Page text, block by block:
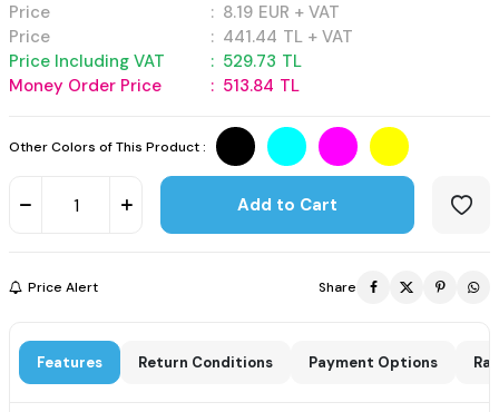
Price : 8.19 EUR + VAT
Price
: 441.44 TL + VAT
Price Including VAT
: 529.73 TL
Money Order Price
: 513.84 TL
Other Colors of This Product :
Add to Cart
Price Alert Share
Features Return Conditions Payment Options